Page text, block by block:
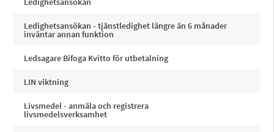
Ledighetsansökan - tjänstledighet längre än 6 månader
inväntar annan funktion
Ledsagare Bifoga Kvitto för utbetalning
LIN viktning
Livsmedel - anmäla och registrera
livsmedelsverksamhet